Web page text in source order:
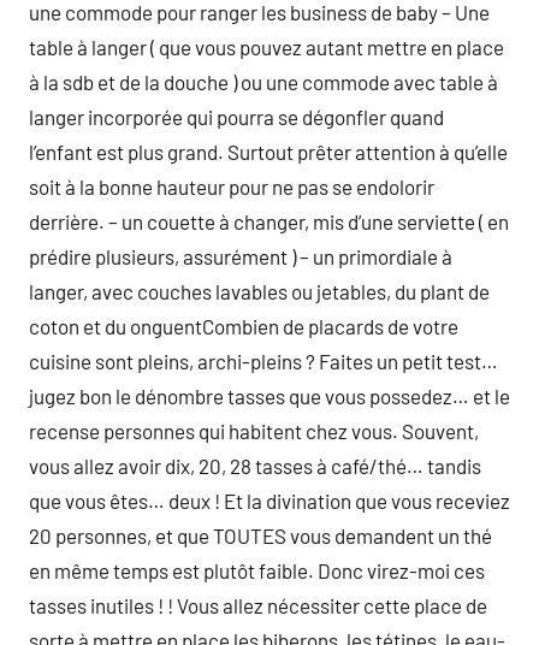
une commode pour ranger les business de baby – Une
table à langer ( que vous pouvez autant mettre en place
à la sdb et de la douche ) ou une commode avec table à
langer incorporée qui pourra se dégonfler quand
l’enfant est plus grand. Surtout prêter attention à qu’elle
soit à la bonne hauteur pour ne pas se endolorir
derrière. – un couette à changer, mis d’une serviette ( en
prédire plusieurs, assurément ) – un primordiale à
langer, avec couches lavables ou jetables, du plant de
coton et du onguentCombien de placards de votre
cuisine sont pleins, archi-pleins ? Faites un petit test…
jugez bon le dénombre tasses que vous possedez… et le
recense personnes qui habitent chez vous. Souvent,
vous allez avoir dix, 20, 28 tasses à café/thé… tandis
que vous êtes… deux ! Et la divination que vous receviez
20 personnes, et que TOUTES vous demandent un thé
en même temps est plutôt faible. Donc virez-moi ces
tasses inutiles ! ! Vous allez nécessiter cette place de
sorte à mettre en place les biberons, les tétines, le eau-